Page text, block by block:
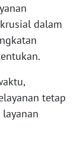
dalam
tetap